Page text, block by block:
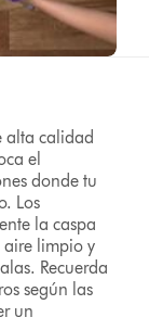
alta calidad
el
donde tu
Los
la caspa
aire limpio y
Recuerda
según las
un